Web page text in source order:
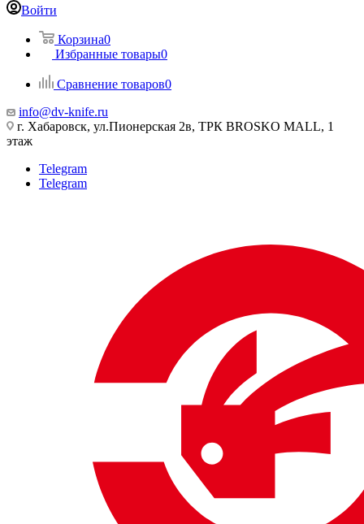
Войти
Корзина0
Избранные товары0
Сравнение товаров0
info@dv-knife.ru
г. Хабаровск, ул.Пионерская 2в, ТРК BROSKO MALL, 1
этаж
Telegram
Telegram